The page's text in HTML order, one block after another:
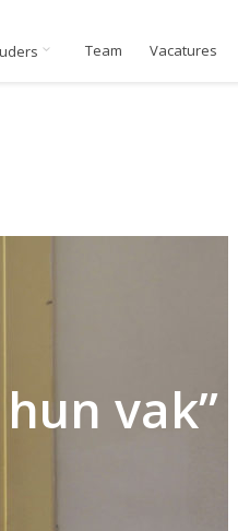
Team Vacatures
vak”